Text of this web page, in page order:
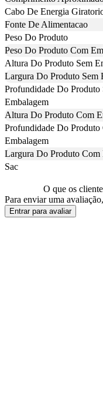
Cabo De Energia
Fonte De Alimentacao
Peso Do Produto
Peso Do Produto Com
Altura Do Produto Sem
Largura Do Produto Sem
Profundidade Do Produto
Embalagem
Altura Do Produto Com
Profundidade Do Produto
Embalagem
Largura Do Produto Com
Sac
O que os
Para enviar uma
Entrar para avaliar